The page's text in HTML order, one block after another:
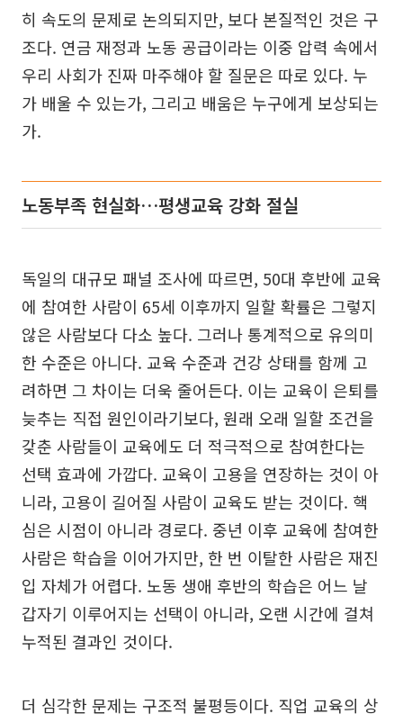
히 속도의 문제로 논의되지만, 보다 본질적인 것은 구
조다. 연금 재정과 노동 공급이라는 이중 압력 속에서
우리 사회가 진짜 마주해야 할 질문은 따로 있다. 누
가 배울 수 있는가, 그리고 배움은 누구에게 보상되는
가.
노동부족 현실화…평생교육 강화 절실
독일의 대규모 패널 조사에 따르면, 50대 후반에 교육
에 참여한 사람이 65세 이후까지 일할 확률은 그렇지
않은 사람보다 다소 높다. 그러나 통계적으로 유의미
한 수준은 아니다. 교육 수준과 건강 상태를 함께 고
려하면 그 차이는 더욱 줄어든다. 이는 교육이 은퇴를
늦추는 직접 원인이라기보다, 원래 오래 일할 조건을
갖춘 사람들이 교육에도 더 적극적으로 참여한다는
선택 효과에 가깝다. 교육이 고용을 연장하는 것이 아
니라, 고용이 길어질 사람이 교육도 받는 것이다. 핵
심은 시점이 아니라 경로다. 중년 이후 교육에 참여한
사람은 학습을 이어가지만, 한 번 이탈한 사람은 재진
입 자체가 어렵다. 노동 생애 후반의 학습은 어느 날
갑자기 이루어지는 선택이 아니라, 오랜 시간에 걸쳐
누적된 결과인 것이다.
더 심각한 문제는 구조적 불평등이다. 직업 교육의 상